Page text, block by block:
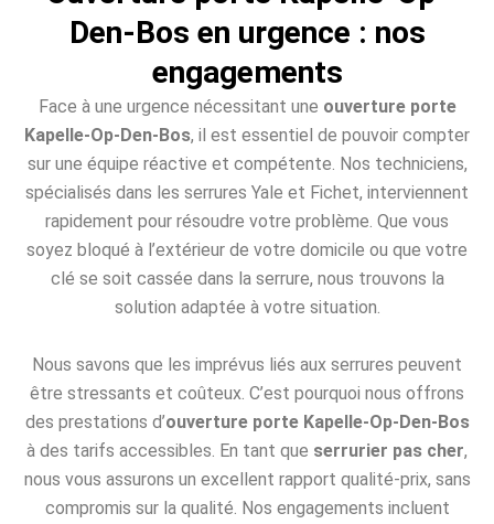
Den-Bos en urgence : nos
engagements
Face à une urgence nécessitant une ouverture porte
Kapelle-Op-Den-Bos, il est essentiel de pouvoir compter
sur une équipe réactive et compétente. Nos techniciens,
spécialisés dans les serrures Yale et Fichet, interviennent
rapidement pour résoudre votre problème. Que vous
soyez bloqué à l’extérieur de votre domicile ou que votre
clé se soit cassée dans la serrure, nous trouvons la
solution adaptée à votre situation.
Nous savons que les imprévus liés aux serrures peuvent
être stressants et coûteux. C’est pourquoi nous offrons
des prestations d’ouverture porte Kapelle-Op-Den-Bos
à des tarifs accessibles. En tant que serrurier pas cher,
nous vous assurons un excellent rapport qualité-prix, sans
compromis sur la qualité. Nos engagements incluent